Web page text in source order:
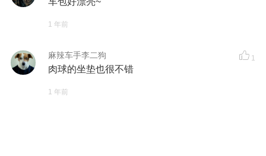
1 年前
麻辣车手李二狗 1
肉球的坐垫也很不错
1 年前